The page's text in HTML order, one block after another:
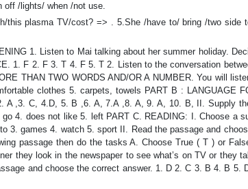
off /lights/ when /not use.
this plasma TV/cost? => . 5.She /have to/ bring /two side
1. Listen to Mai talking about her summer holiday.
1. F 2. F 3. T 4. F 5. T 2. Listen to the conversation
THAN TWO WORDS AND/OR A NUMBER. You will
clothes 5. carpets, towels PART B : LANGUAGE
A ,3. C, 4.D, 5. B ,6. A, 7.A ,8. A, 9. A, 10. B, II. Supply
4. does not like 5. left PART C. READING: I. Choose a
3. games 4. watch 5. sport II. Read the passage and
passage then do the tasks A. Choose True ( T ) or
they look in the newspaper to see what’s on TV or they
and choose the correct answer. 1. D 2. C 3. B 4. B 5.